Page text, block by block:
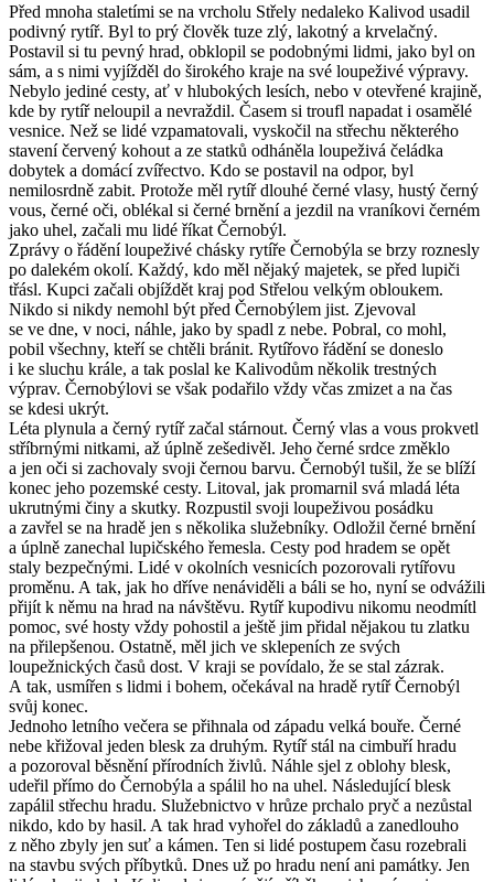
Před mnoha staletími se na vrcholu Střely nedaleko Kalivod usadil
podivný rytíř. Byl to prý člověk tuze zlý, lakotný a krvelačný.
Postavil si tu pevný hrad, obklopil se podobnými lidmi, jako byl on
sám, a s nimi vyjížděl do širokého kraje na své loupeživé výpravy.
Nebylo jediné cesty, ať v hlubokých lesích, nebo v otevřené krajině,
kde by rytíř neloupil a nevraždil. Časem si troufl napadat i osamělé
vesnice. Než se lidé vzpamatovali, vyskočil na střechu některého
stavení červený kohout a ze statků odháněla loupeživá čeládka
dobytek a domácí zvířectvo. Kdo se postavil na odpor, byl
nemilosrdně zabit. Protože měl rytíř dlouhé černé vlasy, hustý černý
vous, černé oči, oblékal si černé brnění a jezdil na vraníkovi černém
jako uhel, začali mu lidé říkat Černobýl.
Zprávy o řádění loupeživé chásky rytíře Černobýla se brzy roznesly
po dalekém okolí. Každý, kdo měl nějaký majetek, se před lupiči
třásl. Kupci začali objíždět kraj pod Střelou velkým obloukem.
Nikdo si nikdy nemohl být před Černobýlem jist. Zjevoval
se ve dne, v noci, náhle, jako by spadl z nebe. Pobral, co mohl,
pobil všechny, kteří se chtěli bránit. Rytířovo řádění se doneslo
i ke sluchu krále, a tak poslal ke Kalivodům několik trestných
výprav. Černobýlovi se však podařilo vždy včas zmizet a na čas
se kdesi ukrýt.
Léta plynula a černý rytíř začal stárnout. Černý vlas a vous prokvetl
stříbrnými nitkami, až úplně zešedivěl. Jeho černé srdce změklo
a jen oči si zachovaly svoji černou barvu. Černobýl tušil, že se blíží
konec jeho pozemské cesty. Litoval, jak promarnil svá mladá léta
ukrutnými činy a skutky. Rozpustil svoji loupeživou posádku
a zavřel se na hradě jen s několika služebníky. Odložil černé brnění
a úplně zanechal lupičského řemesla. Cesty pod hradem se opět
staly bezpečnými. Lidé v okolních vesnicích pozorovali rytířovu
proměnu. A tak, jak ho dříve nenáviděli a báli se ho, nyní se odvážili
přijít k němu na hrad na návštěvu. Rytíř kupodivu nikomu neodmítl
pomoc, své hosty vždy pohostil a ještě jim přidal nějakou tu zlatku
na přilepšenou. Ostatně, měl jich ve sklepeních ze svých
loupežnických časů dost. V kraji se povídalo, že se stal zázrak.
A tak, usmířen s lidmi i bohem, očekával na hradě rytíř Černobýl
svůj konec.
Jednoho letního večera se přihnala od západu velká bouře. Černé
nebe křižoval jeden blesk za druhým. Rytíř stál na cimbuří hradu
a pozoroval běsnění přírodních živlů. Náhle sjel z oblohy blesk,
udeřil přímo do Černobýla a spálil ho na uhel. Následující blesk
zapálil střechu hradu. Služebnictvo v hrůze prchalo pryč a nezůstal
nikdo, kdo by hasil. A tak hrad vyhořel do základů a zanedlouho
z něho zbyly jen suť a kámen. Ten si lidé postupem času rozebrali
na stavbu svých příbytků. Dnes už po hradu není ani památky. Jen